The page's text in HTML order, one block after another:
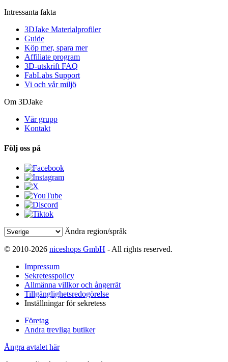
Intressanta fakta
3DJake Materialprofiler
Guide
Köp mer, spara mer
Affiliate program
3D-utskrift FAQ
FabLabs Support
Vi och vår miljö
Om 3DJake
Vår grupp
Kontakt
Följ oss på
Ändra region/språk
© 2010-2026 niceshops GmbH - All rights reserved.
Impressum
Sekretesspolicy
Allmänna villkor och ångerrät
Tillgänglighetsredogörelse
Inställningar för sekretess
Företag
Andra trevliga butiker
Ångra avtalet här